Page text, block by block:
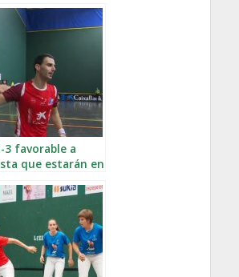
3 favorable a
que estarán en